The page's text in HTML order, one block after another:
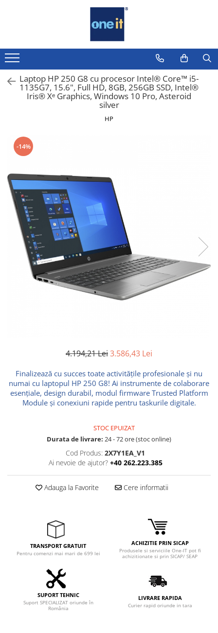
Laptop, Tablete & Telefoane
Laptop / Notebook
Notebook Consumer
Tablete & accesorii
Telefoane & accesorii
Smart Watch
Apple AirTag
Inele Smart
Ochelari Smart
Smartphone IPhone
Sisteme PC & Periferice
Sisteme Desktop & Monitoare
Tastaturi Gaming
Card Reader
Mouse Pad
Componente PC
Placi de Baza
Memorii
Laptop HP 250 G8 cu procesor Intel® Core™ i5-
1135G7, 15.6", Full HD, 8GB, 256GB SSD, Intel®
Iris® Xᵉ Graphics, Windows 10 Pro, Asteroid
silver
HP
-14%
4.194,21 Lei3.586,43 Lei
Finalizează cu succes toate activitățile profesionale și nu
numai cu laptopul HP 250 G8! Ai instrumente de colaborare
esențiale, design durabil, modul firmware Trusted Platform
Module și conexiuni rapide pentru taskurile digitale.
STOC EPUIZAT
Durata de livrare: 24 - 72 ore (stoc online)
Cod Produs: 2X7Y1EA_V1
Ai nevoie de ajutor? +40 262.223.385
Adauga la Favorite Cere informatii
TRANSPORT GRATUIT
Pentru comenzi mai mari de 699 lei
ACHIZITIE PRIN SICAP
Produsele si serviciile One-IT pot fi
achizitionate si prin SICAP/ SEAP
SUPORT TEHNIC
Suport SPECIALIZAT oriunde în
România
LIVRARE RAPIDA
Curier rapid oriunde in tara